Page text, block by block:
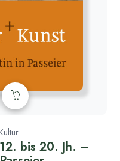
bis 20. Jh. –